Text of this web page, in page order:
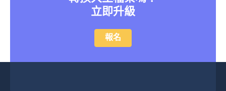
立即升級
報名